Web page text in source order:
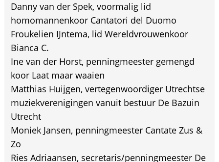
Danny van der Spek, voormalig lid
homomannenkoor Cantatori del Duomo
Froukelien IJntema, lid Wereldvrouwenkoor
Bianca C.
Ine van der Horst, penningmeester gemengd
koor Laat maar waaien
Matthias Huijgen, vertegenwoordiger Utrechtse
muziekverenigingen vanuit bestuur De Bazuin
Utrecht
Moniek Jansen, penningmeester Cantate Zus &
Zo
Ries Adriaansen, secretaris/penningmeester De